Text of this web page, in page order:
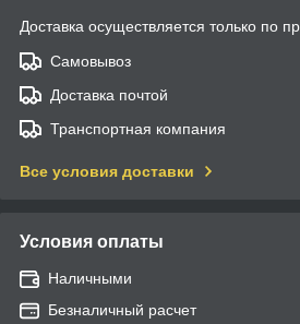
Доставка осуществляется только по
Самовывоз
Доставка почтой
Транспортная компания
Все условия доставки
Условия оплаты
Наличными
Безналичный расчет